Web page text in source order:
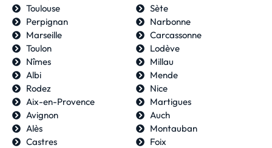
Toulouse
Perpignan
Marseille
Toulon
Nîmes
Sète
Narbonne
Carcassonne
Lodève
Millau
Albi
Rodez
Aix-en-Provence
Avignon
Alès
Castres
Mende
Nice
Martigues
Auch
Montauban
Foix